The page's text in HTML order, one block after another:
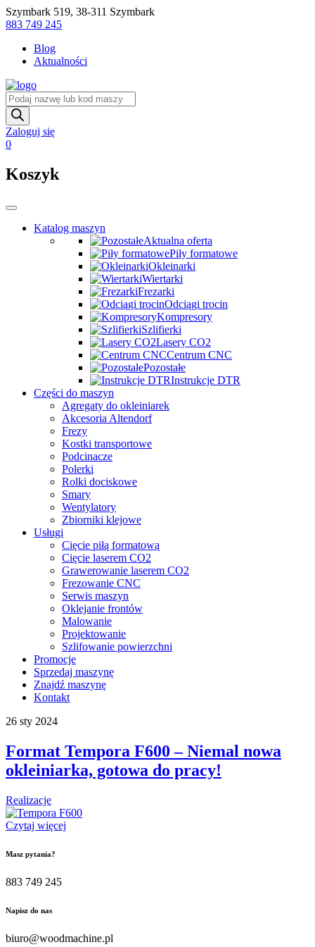
Skip
to
Szymbark 519, 38-311 Szymbark
883 749 245
Blog
Aktualności
Wyszukiwarka
produktów
Zaloguj się
0
Koszyk
Katalog maszyn
Aktualna oferta
Piły formatowe
Okleinarki
Wiertarki
Frezarki
Odciągi trocin
Kompresory
Szlifierki
Lasery CO2
Centrum CNC
Pozostałe
Instrukcje DTR
Części do maszyn
Agregaty do okleiniarek
Akcesoria Altendorf
Frezy
Kostki transportowe
Podcinacze
Polerki
Rolki dociskowe
Smary
Wentylatory
Zbiorniki klejowe
Usługi
Cięcie piłą formatową
Cięcie laserem CO2
Grawerowanie laserem CO2
Frezowanie CNC
Serwis maszyn
Oklejanie frontów
Malowanie
Projektowanie
Szlifowanie powierzchni
Promocje
Sprzedaj maszynę
Znajdź maszynę
Kontakt
26 sty 2024
Format Tempora F600 – Niemal nowa
okleiniarka, gotowa do pracy!
Realizacje
Czytaj więcej
Masz pytania?
883 749 245
Napisz do nas
biuro@woodmachine.pl